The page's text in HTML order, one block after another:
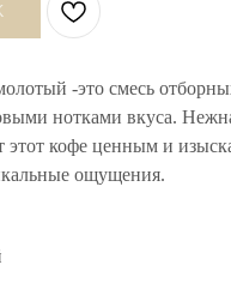
-это смесь
нотками вкуса.
этот кофе ценным и
ощущения.